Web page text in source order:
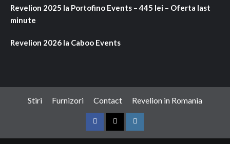
Revelion 2025 la Portofino Events – 445 lei – Oferta last
minute
Revelion 2026 la Caboo Events
Stiri Furnizori Contact Revelion in Romania
FacebookTwitterInstagram